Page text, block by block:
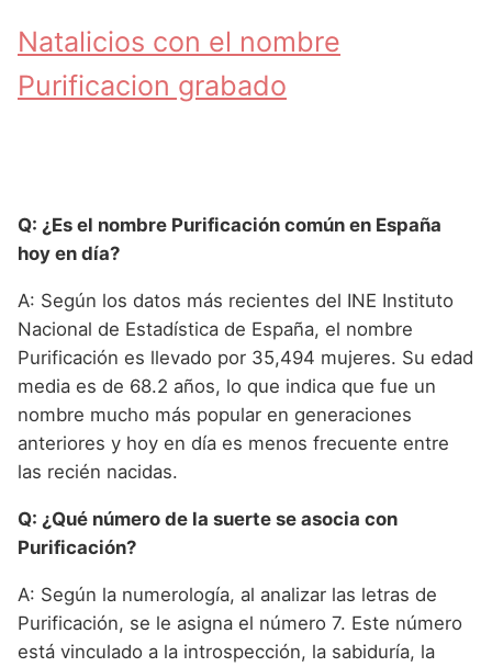
Natalicios con el nombre
Purificacion grabado
Q: ¿Es el nombre Purificación común en España
hoy en día?
A: Según los datos más recientes del INE Instituto
Nacional de Estadística de España, el nombre
Purificación es llevado por 35,494 mujeres. Su edad
media es de 68.2 años, lo que indica que fue un
nombre mucho más popular en generaciones
anteriores y hoy en día es menos frecuente entre
las recién nacidas.
Q: ¿Qué número de la suerte se asocia con
Purificación?
A: Según la numerología, al analizar las letras de
Purificación, se le asigna el número 7. Este número
está vinculado a la introspección, la sabiduría, la